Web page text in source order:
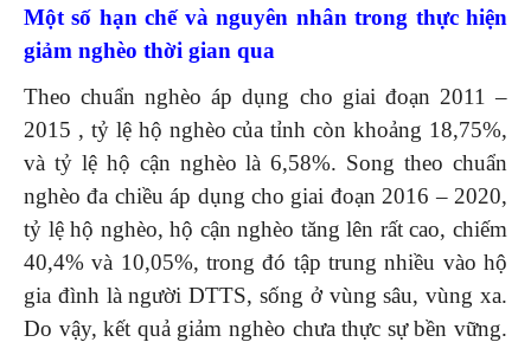
Một số hạn chế và nguyên nhân trong thực hiện
giảm nghèo thời gian qua
Theo chuẩn nghèo áp dụng cho giai đoạn 2011 –
2015 , tỷ lệ hộ nghèo của tỉnh còn khoảng 18,75%,
và tỷ lệ hộ cận nghèo là 6,58%. Song theo chuẩn
nghèo đa chiều áp dụng cho giai đoạn 2016 – 2020,
tỷ lệ hộ nghèo, hộ cận nghèo tăng lên rất cao, chiếm
40,4% và 10,05%, trong đó tập trung nhiều vào hộ
gia đình là người DTTS, sống ở vùng sâu, vùng xa.
Do vậy, kết quả giảm nghèo chưa thực sự bền vững.